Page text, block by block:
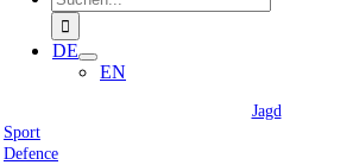
nach:
DE
EN
Jagd
Sport
Defence